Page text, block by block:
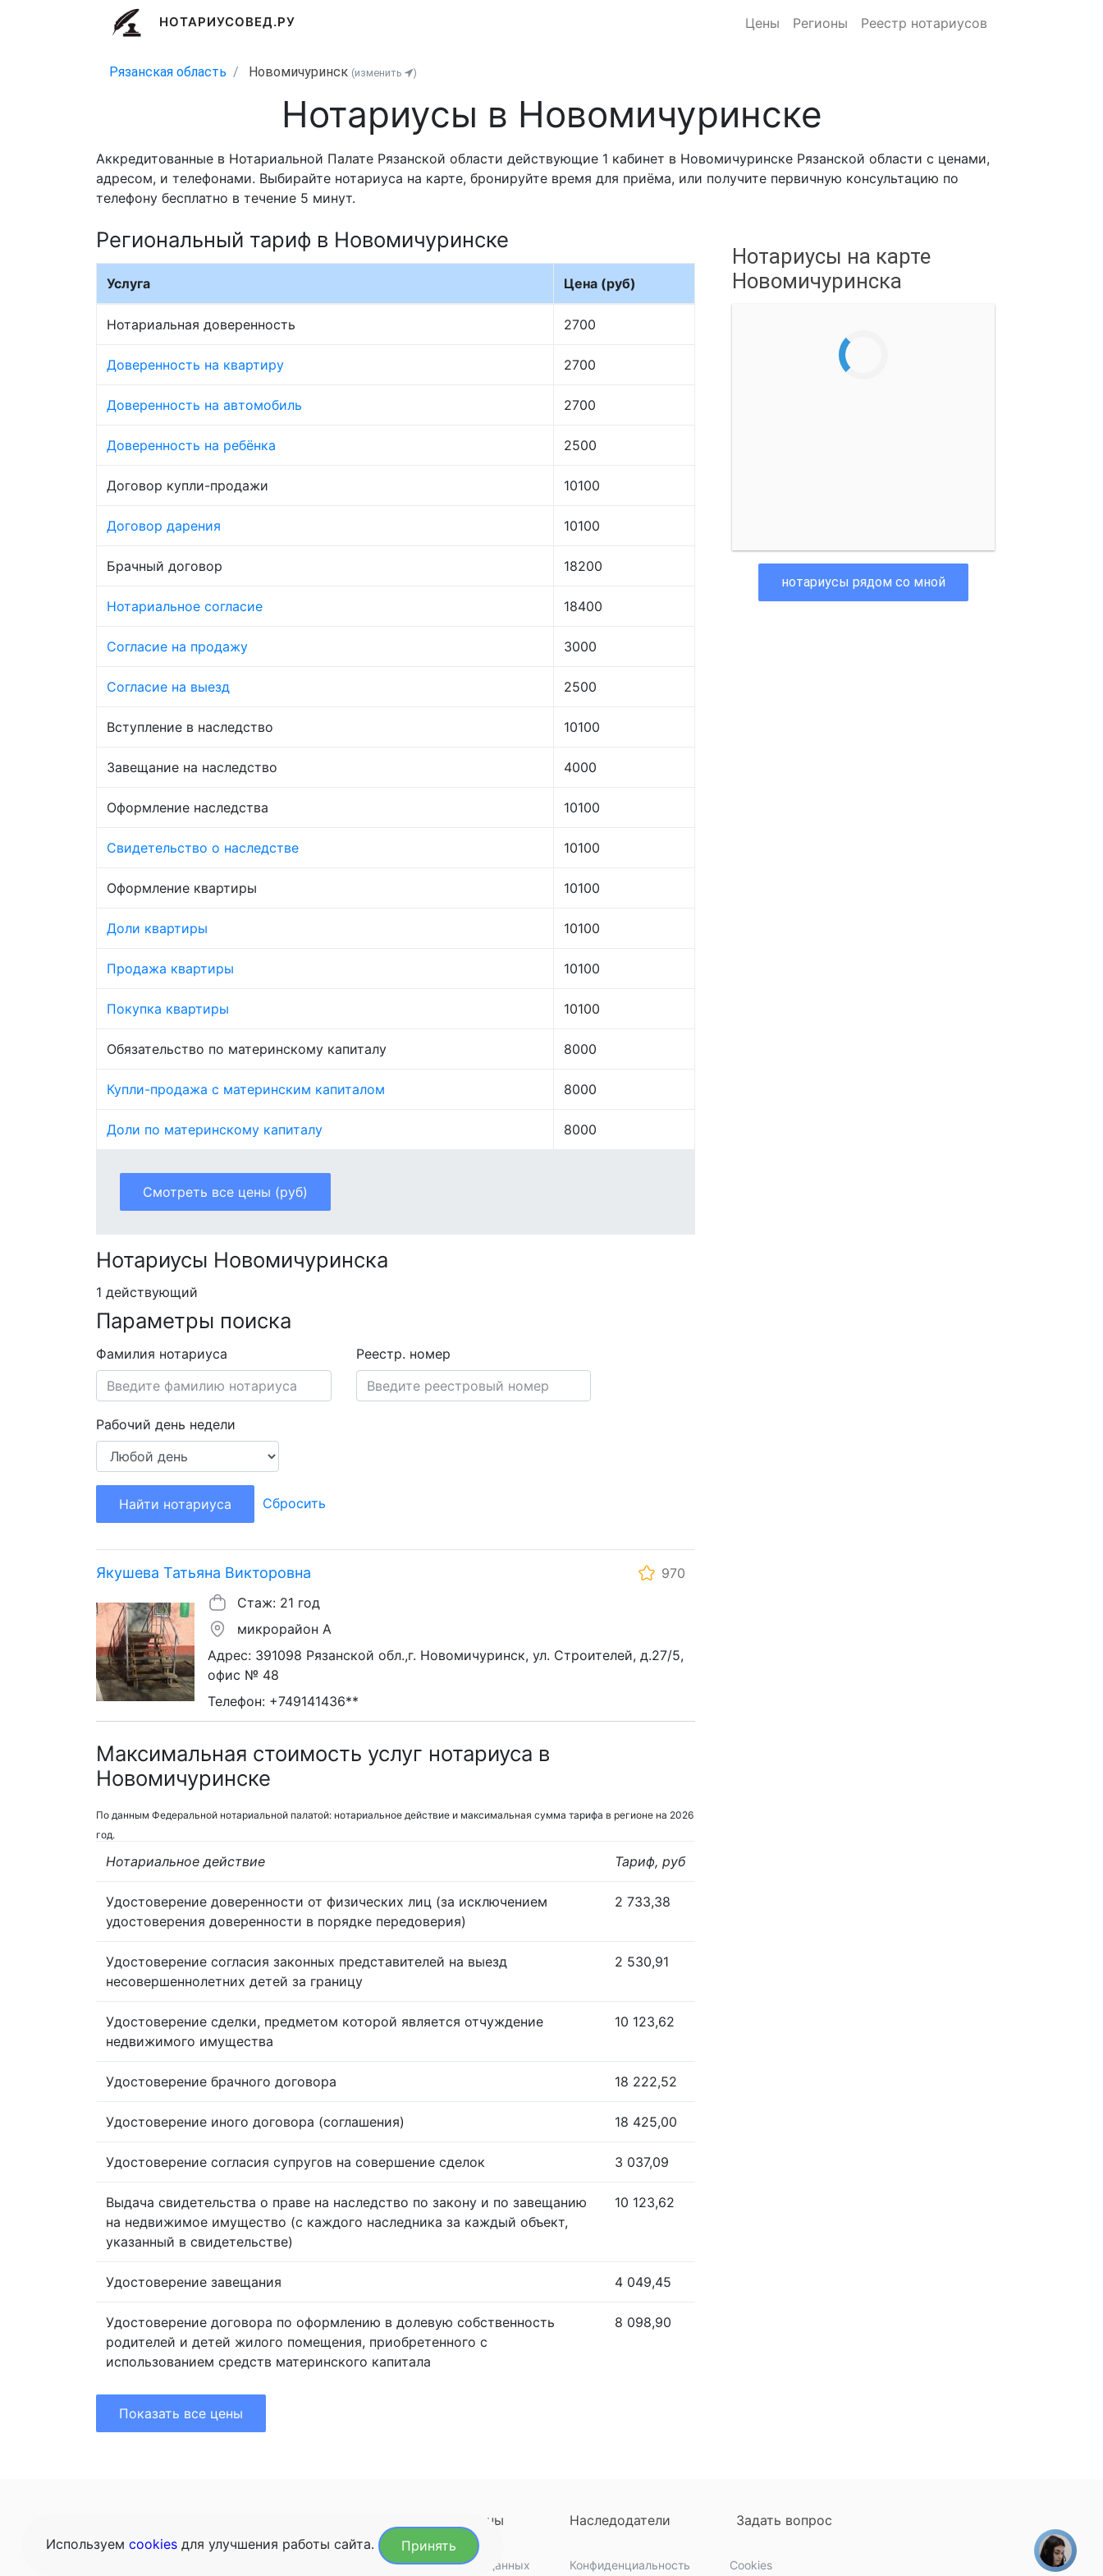
НОТАРИУСОВЕД.РУ Цены Регионы Реестр нотариусов
Рязанская область Новомичуринск (изменить )
Нотариусы в Новомичуринске
Аккредитованные в Нотариальной Палате Рязанской области действующие 1 кабинет в Новомичуринске Рязанской области с ценами,
адресом, и телефонами. Выбирайте нотариуса на карте, бронируйте время для приёма, или получите первичную консультацию по
телефону бесплатно в течение 5 минут.
Региональный тариф в Новомичуринске
Услуга Цена (руб)
Нотариальная доверенность 2700
Доверенность на квартиру 2700
Доверенность на автомобиль 2700
Доверенность на ребёнка 2500
Договор купли-продажи 10100
Договор дарения 10100
Брачный договор 18200
Нотариальное согласие 18400
Согласие на продажу 3000
Согласие на выезд 2500
Вступление в наследство 10100
Завещание на наследство 4000
Оформление наследства 10100
Свидетельство о наследстве 10100
Оформление квартиры 10100
Доли квартиры 10100
Продажа квартиры 10100
Покупка квартиры 10100
Обязательство по материнскому капиталу 8000
Купли-продажа с материнским капиталом 8000
Доли по материнскому капиталу 8000
Смотреть все цены (руб)
Нотариусы Новомичуринска
1 действующий
Параметры поиска
Фамилия нотариуса Реестр. номер
Рабочий день недели
Найти нотариуса Сбросить
Якушева Татьяна Викторовна
970
Стаж: 21 год
микрорайон А
Адрес: 391098 Рязанской обл.,г. Новомичуринск, ул. Строителей, д.27/5,
офис № 48
Телефон: +749141436**
Максимальная стоимость услуг нотариуса в
Новомичуринске
По данным Федеральной нотариальной палатой: нотариальное действие и максимальная сумма тарифа в регионе на 2026
год.
Нотариальное действие Тариф, руб
Удостоверение доверенности от физических лиц (за исключением
удостоверения доверенности в порядке передоверия)
2 733,38
Удостоверение согласия законных представителей на выезд
несовершеннолетних детей за границу
2 530,91
Удостоверение сделки, предметом которой является отчуждение
недвижимого имущества
10 123,62
Удостоверение брачного договора 18 222,52
Удостоверение иного договора (соглашения) 18 425,00
Удостоверение согласия супругов на совершение сделок 3 037,09
Выдача свидетельства о праве на наследство по закону и по завещанию
на недвижимое имущество (с каждого наследника за каждый объект,
указанный в свидетельстве)
10 123,62
Удостоверение завещания 4 049,45
Удостоверение договора по оформлению в долевую собственность
родителей и детей жилого помещения, приобретенного с
использованием средств материнского капитала
8 098,90
Показать все цены
Нотариусы на карте
Новомичуринска
нотариусы рядом со мной
Регионы Наследодатели Задать вопрос
Обработка данных Конфиденциальность Cookies
Используем cookies для улучшения работы сайта. Принять